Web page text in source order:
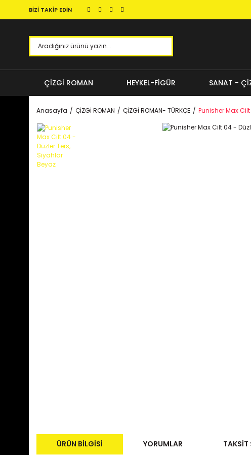
BİZİ TAKİP EDİN
ÇİZGİ ROMAN HEYKEL-FİGÜR SANAT -
Anasayfa ÇİZGİ ROMAN ÇİZGİ ROMAN- TÜRKÇE Punisher Max
ÜRÜN BILGISI YORUMLAR TAKSIT